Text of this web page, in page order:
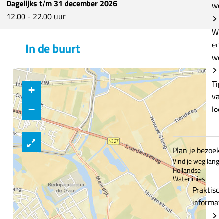
Plan je
Vind je weg
Hollandse
Waterlinies
i
e
T
e
(
o
r
r
e
l
g
a
m
e
r
e
T
h
(
B
o
r
l
g
Dagelijks t/m 31 december 2026
12.00 - 22.00 uur
In de buurt
+
−